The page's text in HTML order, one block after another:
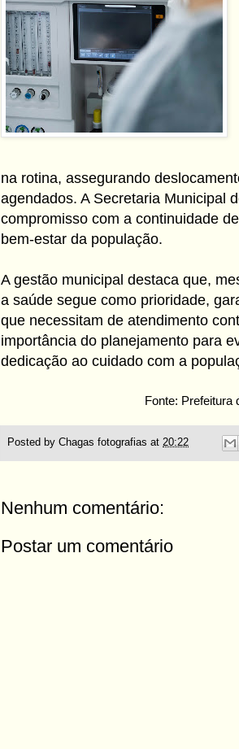
na rotina, assegurando
agendados. A Secretaria Municipal
compromisso com a continuidade
bem-estar da população.
A gestão municipal destaca que,
a saúde segue como prioridade,
que necessitam de atendimento
importância do planejamento para
dedicação ao cuidado com a
Fonte: Prefeitura
Posted by Chagas fotografias at 20:22
Nenhum comentário:
Postar um comentário